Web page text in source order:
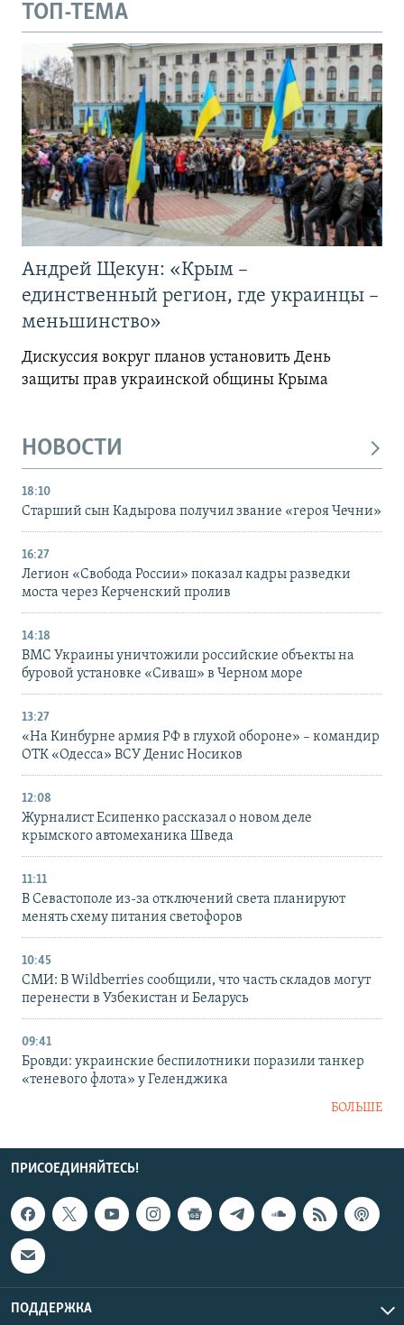
ТОП-ТЕМА
Андрей Щекун: «Крым –
единственный регион, где украинцы –
меньшинство»
Дискуссия вокруг планов установить День
защиты прав украинской общины Крыма
НОВОСТИ
18:10
Старший сын Кадырова получил звание «героя Чечни»
16:27
Легион «Свобода России» показал кадры разведки
моста через Керченский пролив
14:18
ВМС Украины уничтожили российские объекты на
буровой установке «Сиваш» в Черном море
13:27
«На Кинбурне армия РФ в глухой обороне» – командир
ОТК «Одесса» ВСУ Денис Носиков
12:08
Журналист Есипенко рассказал о новом деле
крымского автомеханика Шведа
11:11
В Севастополе из-за отключений света планируют
менять схему питания светофоров
10:45
СМИ: В Wildberries сообщили, что часть складов могут
перенести в Узбекистан и Беларусь
09:41
Бровди: украинские беспилотники поразили танкер
«теневого флота» у Геленджика
БОЛЬШЕ
ПРИСОЕДИНЯЙТЕСЬ!
ПОДДЕРЖКА